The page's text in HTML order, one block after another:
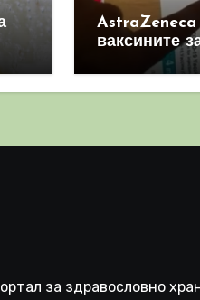
ваксините
световен
като
за здравословно